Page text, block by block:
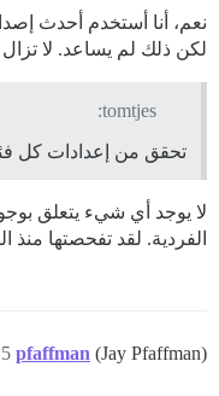
نعم، أنا أستخدم أحدث
لكن ذلك لم يساعد. لا
tomtjes:
تحقق من إعدادات كل
لا يوجد أي شيء يتعلق
الفردية. لقد تفحصتها
pfaffman (Jay Pfaffman)
5